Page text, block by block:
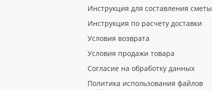
Инструкция для составления сметы
Инструкция по расчету доставки
Условия возврата
Условия продажи товара
Согласие на обработку данных
Политика использования файлов